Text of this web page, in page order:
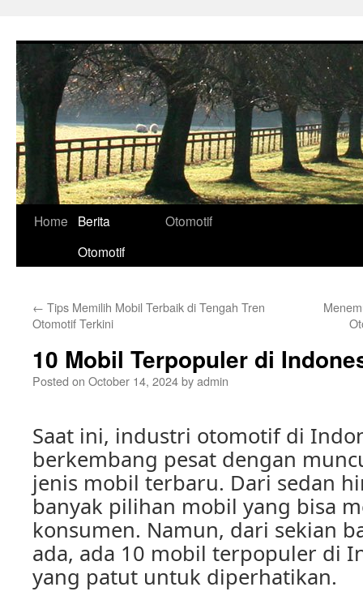
Home
Berita
Otomotif
Otomotif
← Tips Memilih Mobil Terbaik di Tengah Tren
Otomotif Terkini
10 Mobil Terpopuler di
Posted on October 14, 2024byadmin
Saat ini, industri otomotif di
berkembang pesat dengan
jenis mobil terbaru. Dari sedan
banyak pilihan mobil yang bisa
konsumen. Namun, dari sekian
ada, ada 10 mobil terpopuler di
yang patut untuk diperhatikan.